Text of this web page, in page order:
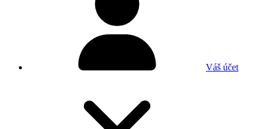
Váš účet